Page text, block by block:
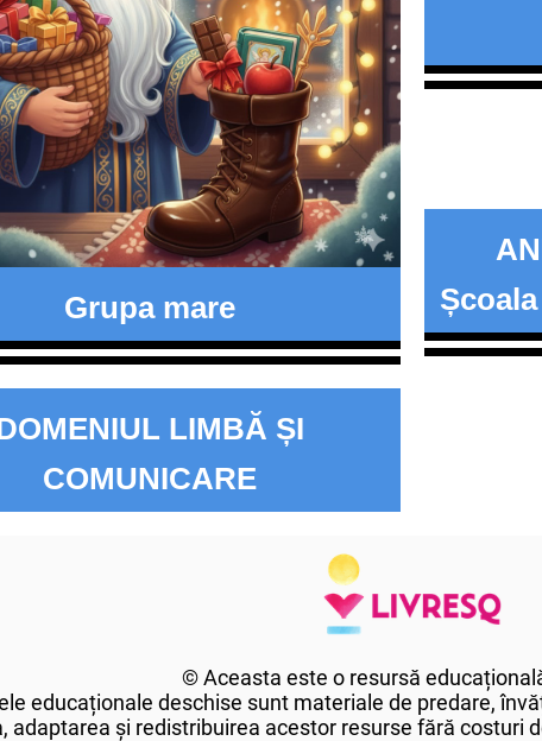
Grupa mare
LIMBĂ ȘI
COMUNICARE
© Aceasta este o resursă
educaționale deschise sunt materiale de predare,
adaptarea și redistribuirea acestor resurse fără costuri